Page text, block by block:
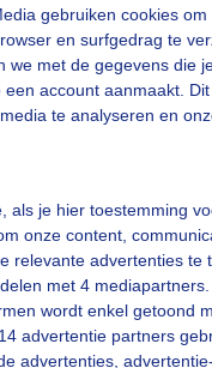
gebruiken cookies
en surfgedrag te
we met de gegevens die
account aanmaakt.
te analyseren en
als je hier toestemming
onze content,
relevante advertenties te
met 4
wordt enkel getoond
advertentie partners
advertenties,